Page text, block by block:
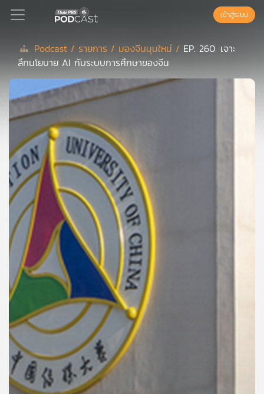
Podcast
เพล
ย์
สต์
แนะนำ
เพล
ลิ
สต์
ของ
คุณ
เพลง
บทความ
เข้าสู่ระบบ
Podcast / รายการ / มองจีนมุมใหม่ / EP. 260: เจาะ
ลึกนโยบาย AI กับระบบการศึกษาของจีน